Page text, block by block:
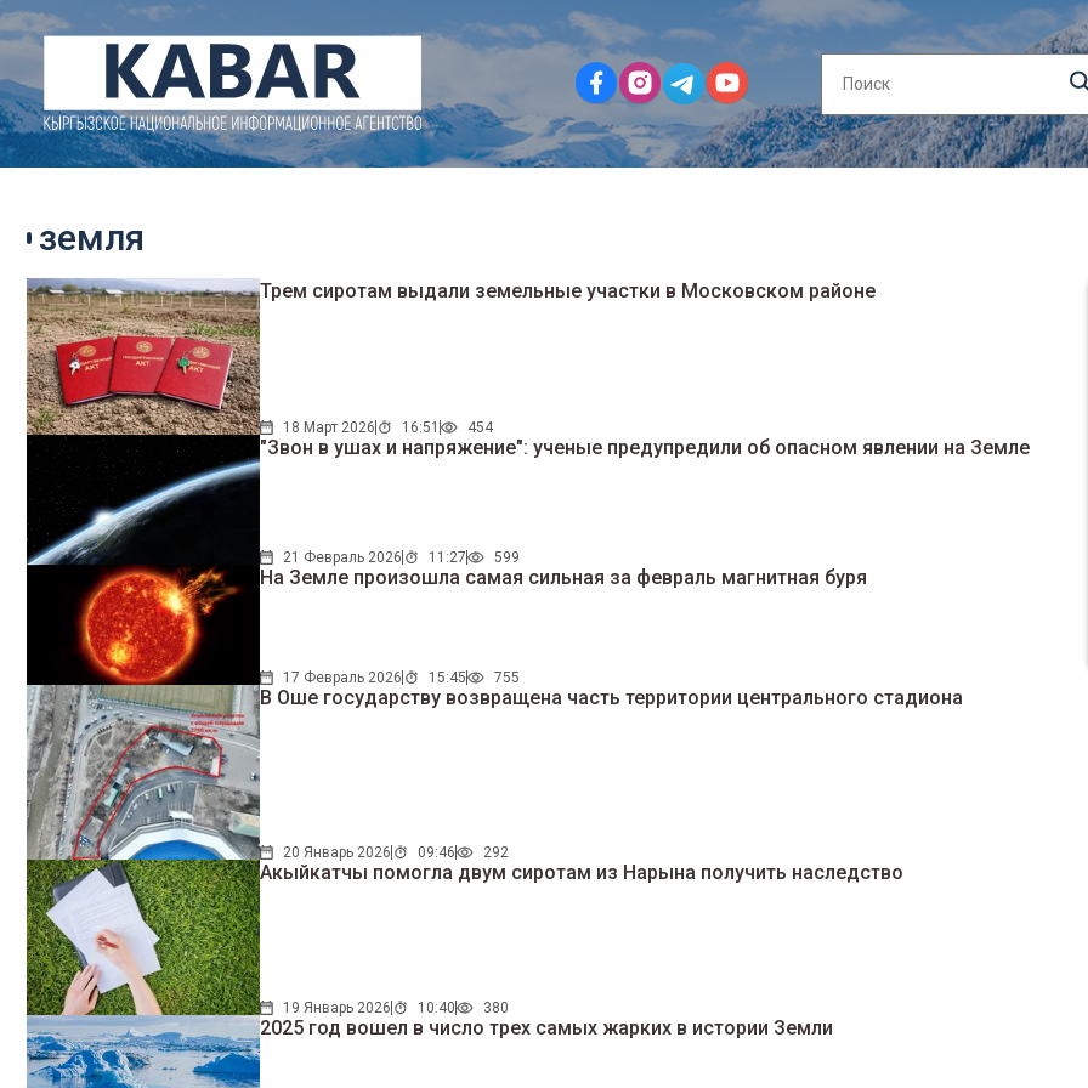
земля
Трем сиротам выдали земельные участки в Московском районе
18 Март 2026 16:51 454
"Звон в ушах и напряжение": ученые предупредили об опасном явлении на Земле
21 Февраль 2026 11:27 599
На Земле произошла самая сильная за февраль магнитная буря
17 Февраль 2026 15:45 755
В Оше государству возвращена часть территории центрального стадиона
20 Январь 2026 09:46 292
Акыйкатчы помогла двум сиротам из Нарына получить наследство
19 Январь 2026 10:40 380
2025 год вошел в число трех самых жарких в истории Земли